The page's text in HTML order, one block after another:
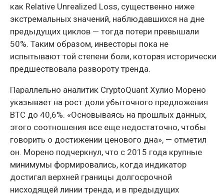
как Relative Unrealized Loss, существенно ниже
экстремальных значений, наблюдавшихся на дне
предыдущих циклов — тогда потери превышали
50%. Таким образом, инвесторы пока не
испытывают той степени боли, которая исторически
предшествовала развороту тренда.
Параллельно аналитик CryptoQuant Хулио Морено
указывает на рост доли убыточного предложения
BTC до 40,6%. «Основываясь на прошлых данных,
этого соотношения все еще недостаточно, чтобы
говорить о достижении ценового дна», — отметил
он. Морено подчеркнул, что с 2015 года крупные
минимумы формировались, когда индикатор
достигал верхней границы долгосрочной
нисходящей линии тренда, и в предыдущих